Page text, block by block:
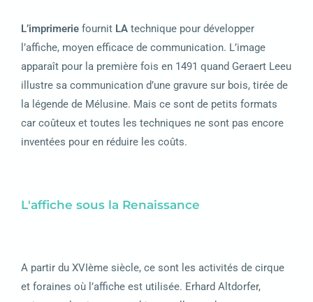
L’imprimerie fournit LA technique pour développer
l’affiche, moyen efficace de communication. L’image
apparaît pour la première fois en 1491 quand Geraert Leeu
illustre sa communication d’une gravure sur bois, tirée de
la légende de Mélusine. Mais ce sont de petits formats
car coûteux et toutes les techniques ne sont pas encore
inventées pour en réduire les coûts.
L'affiche sous la Renaissance
A partir du XVIème siècle, ce sont les activités de cirque
et foraines où l’affiche est utilisée. Erhard Altdorfer,